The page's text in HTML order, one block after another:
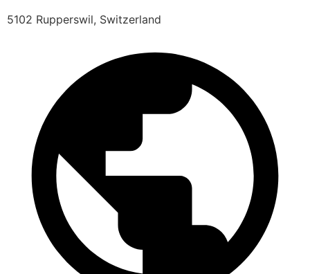
5102 Rupperswil, Switzerland